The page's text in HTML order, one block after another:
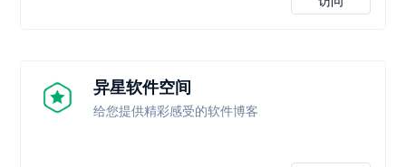
异星软件空间
给您提供精彩感受的软件博客